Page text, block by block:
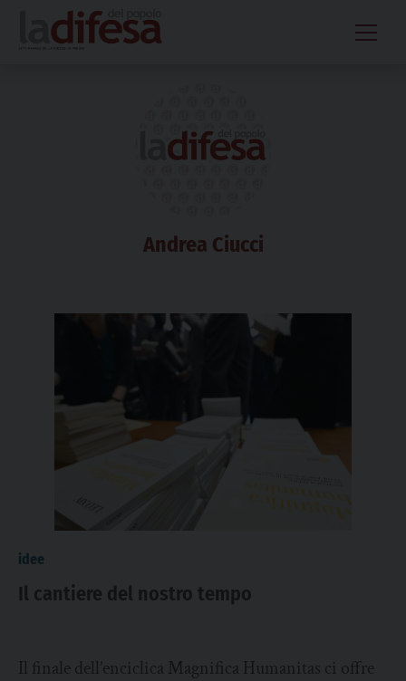
content
Andrea Ciucci
idee
Il cantiere del nostro tempo
Il finale dell’enciclica Magnifica Humanitas ci offre